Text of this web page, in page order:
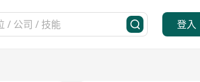
登入